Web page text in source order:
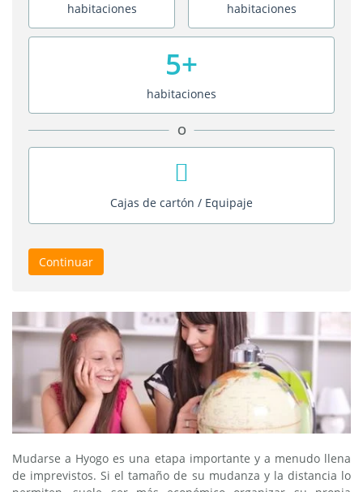
habitaciones habitaciones
5+
habitaciones
O
Cajas de cartón / Equipaje
Continuar
Mudarse a Hyogo es una etapa importante y a menudo llena
de imprevistos. Si el tamaño de su mudanza y la distancia lo